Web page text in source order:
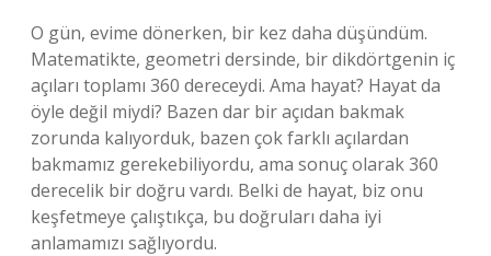
O gün, evime dönerken, bir kez daha düşündüm.
Matematikte, geometri dersinde, bir dikdörtgenin iç
açıları toplamı 360 dereceydi. Ama hayat? Hayat da
öyle değil miydi? Bazen dar bir açıdan bakmak
zorunda kalıyorduk, bazen çok farklı açılardan
bakmamız gerekebiliyordu, ama sonuç olarak 360
derecelik bir doğru vardı. Belki de hayat, biz onu
keşfetmeye çalıştıkça, bu doğruları daha iyi
anlamamızı sağlıyordu.